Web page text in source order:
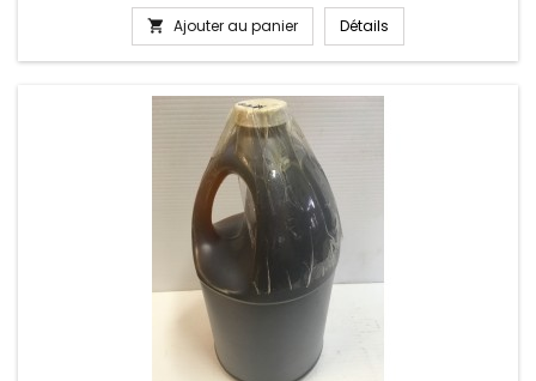
 Ajouter au panier Détails